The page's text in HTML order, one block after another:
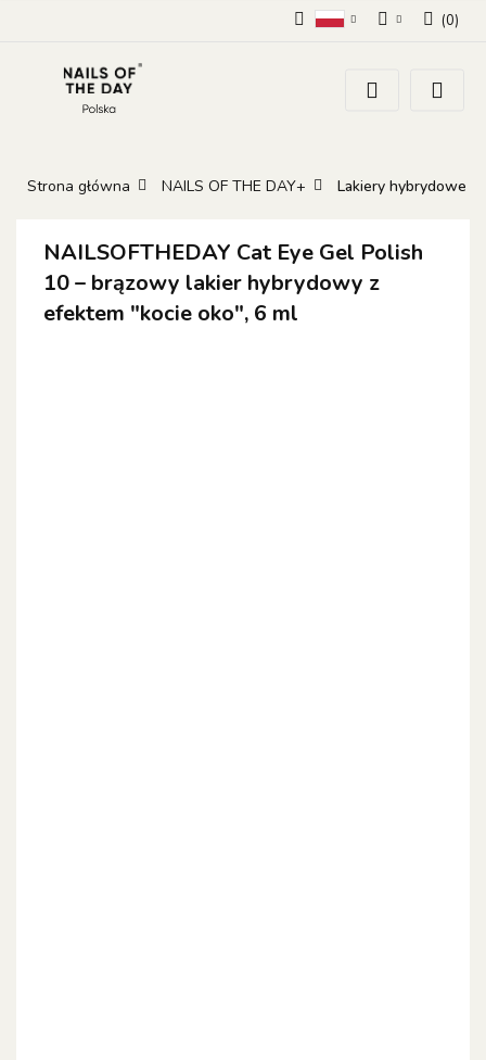
Zarejestruj się
(0)
Strona główna NAILS OF THE DAY+ Lakiery hybrydowe
NAILSOFTHEDAY Cat Eye Gel Polish
10 – brązowy lakier hybrydowy z
efektem "kocie oko", 6 ml